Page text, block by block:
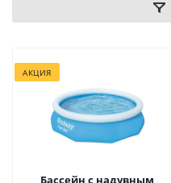
АКЦИЯ
Бассейн с надувным